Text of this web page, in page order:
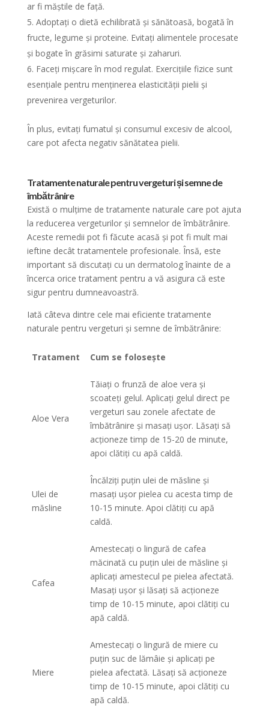
ar fi măștile de față.
Adoptați o dietă echilibrată și sănătoasă, bogată în
fructe, legume și proteine. Evitați alimentele procesate
și bogate în grăsimi saturate și zaharuri.
Faceți mișcare în mod regulat. Exercițiile fizice sunt
esențiale pentru menținerea elasticității pielii și
prevenirea vergeturilor.
În plus, evitați fumatul și consumul excesiv de alcool,
care pot afecta negativ sănătatea pielii.
Tratamente naturale pentru vergeturi și semne de
îmbătrânire
Există o mulțime de tratamente naturale care pot ajuta
la reducerea vergeturilor și semnelor de îmbătrânire.
Aceste remedii pot fi făcute acasă și pot fi mult mai
ieftine decât tratamentele profesionale. Însă, este
important să discutați cu un dermatolog înainte de a
încerca orice tratament pentru a vă asigura că este
sigur pentru dumneavoastră.
Iată câteva dintre cele mai eficiente tratamente
naturale pentru vergeturi și semne de îmbătrânire:
Tratament Cum se folosește
Aloe Vera
Tăiați o frunză de aloe vera și
scoateți gelul. Aplicați gelul direct pe
vergeturi sau zonele afectate de
îmbătrânire și masați ușor. Lăsați să
acționeze timp de 15-20 de minute,
apoi clătiți cu apă caldă.
Ulei de
măsline
Încălziți puțin ulei de măsline și
masați ușor pielea cu acesta timp de
10-15 minute. Apoi clătiți cu apă
caldă.
Cafea
Amestecați o lingură de cafea
măcinată cu puțin ulei de măsline și
aplicați amestecul pe pielea afectată.
Masați ușor și lăsați să acționeze
timp de 10-15 minute, apoi clătiți cu
apă caldă.
Miere
Amestecați o lingură de miere cu
puțin suc de lămâie și aplicați pe
pielea afectată. Lăsați să acționeze
timp de 10-15 minute, apoi clătiți cu
apă caldă.